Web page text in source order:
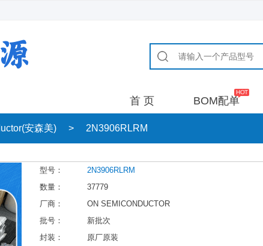
首 页 BOM配单
安森美) > 2N3906RLRM
型号：
2N3906RLRM
数量：
37779
厂商：
ON SEMICONDUCTOR
批号：
新批次
封装：
原厂原装